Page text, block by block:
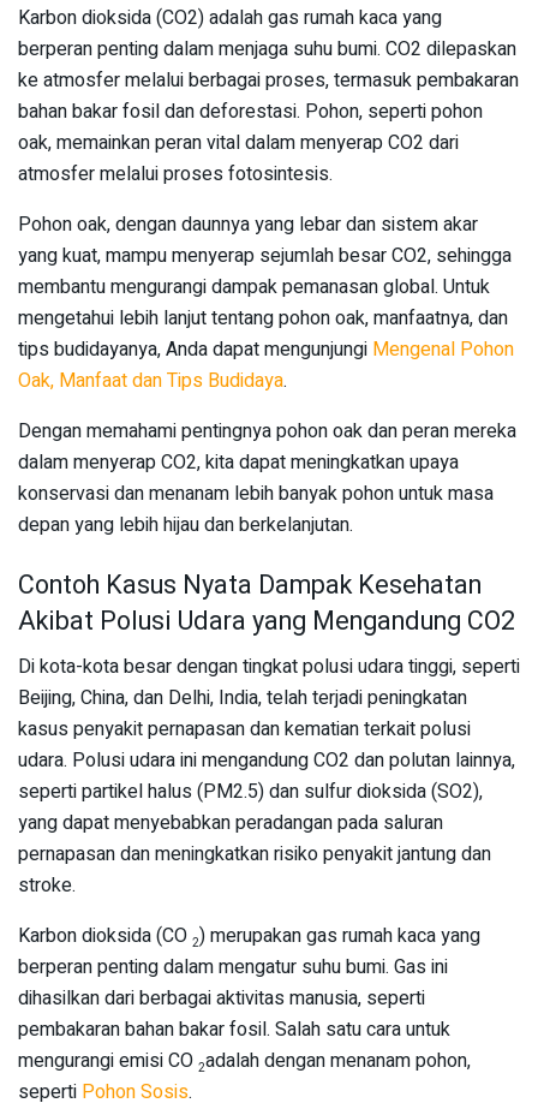
Karbon dioksida (CO2) adalah gas rumah kaca yang
berperan penting dalam menjaga suhu bumi. CO2 dilepaskan
ke atmosfer melalui berbagai proses, termasuk pembakaran
bahan bakar fosil dan deforestasi. Pohon, seperti pohon
oak, memainkan peran vital dalam menyerap CO2 dari
atmosfer melalui proses fotosintesis.
Pohon oak, dengan daunnya yang lebar dan sistem akar
yang kuat, mampu menyerap sejumlah besar CO2, sehingga
membantu mengurangi dampak pemanasan global. Untuk
mengetahui lebih lanjut tentang pohon oak, manfaatnya, dan
tips budidayanya, Anda dapat mengunjungi Mengenal Pohon
Oak, Manfaat dan Tips Budidaya.
Dengan memahami pentingnya pohon oak dan peran mereka
dalam menyerap CO2, kita dapat meningkatkan upaya
konservasi dan menanam lebih banyak pohon untuk masa
depan yang lebih hijau dan berkelanjutan.
Contoh Kasus Nyata Dampak Kesehatan
Akibat Polusi Udara yang Mengandung CO2
Di kota-kota besar dengan tingkat polusi udara tinggi, seperti
Beijing, China, dan Delhi, India, telah terjadi peningkatan
kasus penyakit pernapasan dan kematian terkait polusi
udara. Polusi udara ini mengandung CO2 dan polutan lainnya,
seperti partikel halus (PM2.5) dan sulfur dioksida (SO2),
yang dapat menyebabkan peradangan pada saluran
pernapasan dan meningkatkan risiko penyakit jantung dan
stroke.
Karbon dioksida (CO 2) merupakan gas rumah kaca yang
berperan penting dalam mengatur suhu bumi. Gas ini
dihasilkan dari berbagai aktivitas manusia, seperti
pembakaran bahan bakar fosil. Salah satu cara untuk
mengurangi emisi CO 2adalah dengan menanam pohon,
seperti Pohon Sosis.